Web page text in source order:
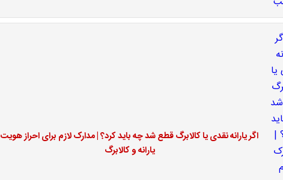
اگر یارانه نقدی یا کالابرگ قطع شد چه باید کرد؟ | مدارک لازم برای احراز هویت
یارانه و کالابرگ